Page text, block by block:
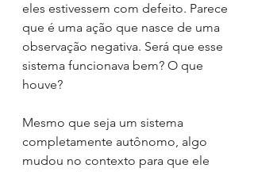
eles estivessem com defeito. Parece
que é uma ação que nasce de uma
observação negativa. Será que esse
sistema funcionava bem? O que
houve?
Mesmo que seja um sistema
completamente autônomo, algo
mudou no contexto para que ele